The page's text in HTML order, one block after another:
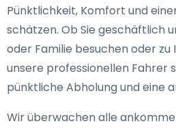
Pünktlichkeit, Komfort und
schätzen. Ob Sie geschäftlich
oder Familie besuchen oder
unsere professionellen Fahrer
pünktliche Abholung und eine
Wir überwachen alle